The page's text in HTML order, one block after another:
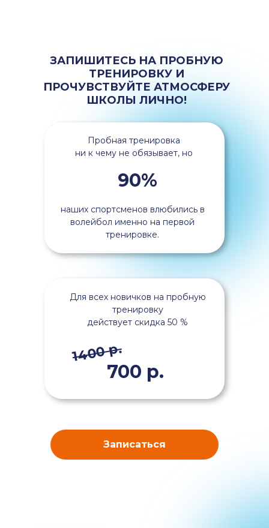
ЗАПИШИТЕСЬ НА ПРОБНУЮ
ТРЕНИРОВКУ И
ПРОЧУВСТВУЙТЕ АТМОСФЕРУ
ШКОЛЫ ЛИЧНО!
700 р.
1400 р.
Для всех новичков на пробную
тренировку
действует скидка 50 %
90%
Пробная тренировка
ни к чему не обязывает, но
наших спортсменов влюбились в
волейбол именно на первой
тренировке.
Записаться